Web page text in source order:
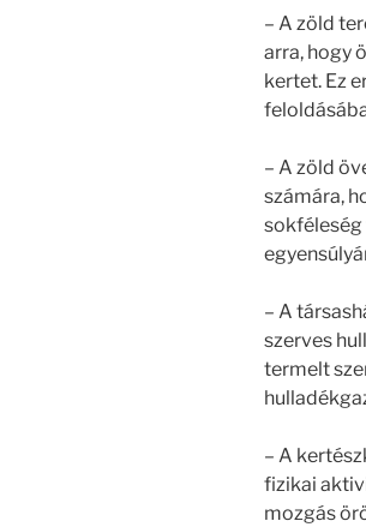
– A zöld
arra, hogy
kertet. Ez
– A zöld
számára,
– A
szerves
termelt
– A
fizikai
mozgás